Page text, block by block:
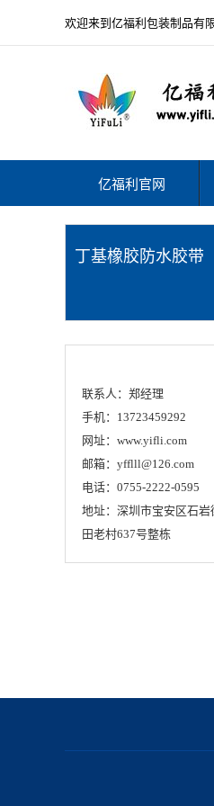
欢迎来到亿福利包装制品有
亿福利官网
丁基橡胶防水胶带
联系人：郑经理
手机：13723459292
网址：www.yifli.com
邮箱：yfflll@126.com
电话：0755-2222-0595
地址：深圳市宝安区石岩
田老村637号整栋